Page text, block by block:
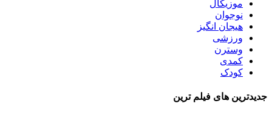
موزیکال
نوجوان
هیجان انگیز
ورزشی
وسترن
کمدی
کودک
جدیدترین های فیلم ترین